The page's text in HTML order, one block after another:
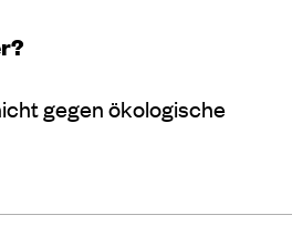
gegen ökologische